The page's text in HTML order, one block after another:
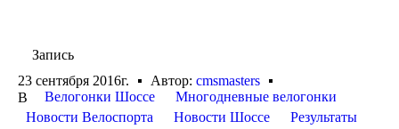
Запись
23 сентября 2016г.
Автор: cmsmasters
В
Велогонки Шоссе
Многодневные велогонки
Новости Велоспорта
Новости Шоссе
Результаты